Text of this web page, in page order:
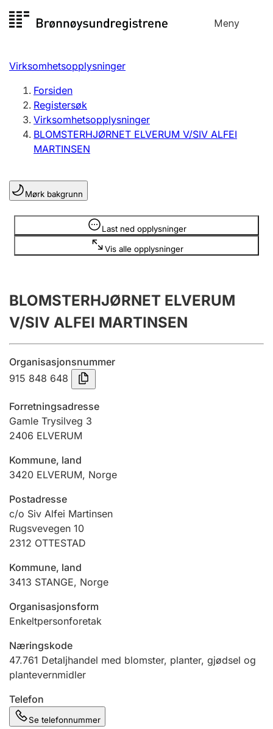
til
Meny
Registersøk
Aksjeselskap
Enkeltpersonforetak
Registrere, endre, slette
Lag og forening
Registrere, endre, slette
Flere organisasjonsformer
Årsregnskap
Innsending og forsinkelsesgebyr
Tinglysing
Jeger
Betaling og jegeravgiftskort
Ektepaktveileder
Offentlig sektor
Virksomhetsopplysninger
Forsiden
Registersøk
Virksomhetsopplysninger
BLOMSTERHJØRNET ELVERUM V/SIV ALFEI
MARTINSEN
Mørk bakgrunn
Last ned opplysninger
Vis alle opplysninger
Opplysninger er skjult
BLOMSTERHJØRNET ELVERUM
V/SIV ALFEI MARTINSEN
Organisasjonsnummer
915 848 648
Forretningsadresse
Gamle Trysilveg 3
2406 ELVERUM
Kommune, land
3420 ELVERUM, Norge
Postadresse
c/o Siv Alfei Martinsen
Rugsvevegen 10
2312 OTTESTAD
Kommune, land
3413 STANGE, Norge
Organisasjonsform
Enkeltpersonforetak
Næringskode
47.761 Detaljhandel med blomster, planter, gjødsel og
plantevernmidler
Telefon
Se telefonnummer